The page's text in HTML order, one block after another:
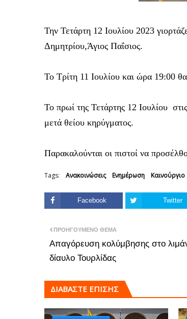
Την Τετάρτη 12 Ιουλίου 2023
Δημητρίου,Άγιος Παΐσιος.
Το Τρίτη 11 Ιουλίου και ώρα 19:00
Το πρωί της Τετάρτης 12 Ιουλίου
μετά θείου κηρύγματος.
Παρακαλούνται οι πιστοί να
Tags: Ανακοινώσεις Ενημέρωση Καινούργιο
Facebook Twitter
ΠΡΟΗΓΟΎΜΕΝΟ ΘΈΜΑ
Απαγόρευση κολύμβησης στο
δίαυλο Τουρλίδας
ΔΙΑΒΑΣΤΕ ΕΠΙΣΗΣ